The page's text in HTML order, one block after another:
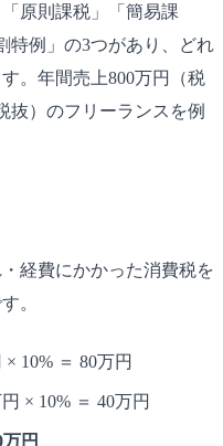
原則課税」「簡易課
特例」の3つがあり、どれ
。年間売上800万円（税
抜）のフリーランスを例
経費にかかった消費税を
。
10% ＝ 80万円
× 10% ＝ 40万円
万円